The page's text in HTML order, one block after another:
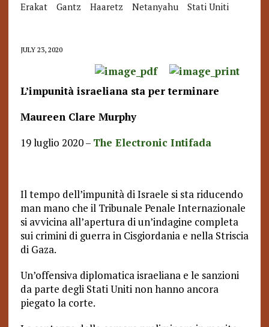
Erakat
Gantz Haaretz Netanyahu Stati Uniti
JULY 23, 2020
L’impunità israeliana sta per terminare
Maureen Clare Murphy
19 luglio 2020 – The Electronic Intifada
Il tempo dell’impunità di Israele si sta riducendo
man mano che il Tribunale Penale Internazionale
si avvicina all’apertura di un’indagine completa
sui crimini di guerra in Cisgiordania e nella Striscia
di Gaza.
Un’offensiva diplomatica israeliana e le sanzioni
da parte degli Stati Uniti non hanno ancora
piegato la corte.